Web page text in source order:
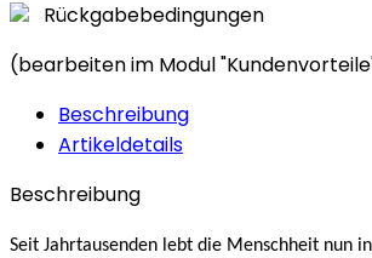
Rückgabebedingungen
(bearbeiten im Modul
Beschreibung
Artikeldetails
Beschreibung
Seit Jahrtausenden lebt die Menschheit nun